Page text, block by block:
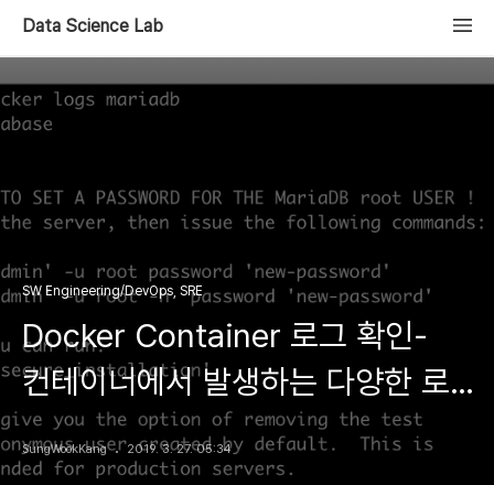
Data Science Lab
SW Engineering/DevOps, SRE
Docker Container 로그 확인-
컨테이너에서 발생하는 다양한 로그
확인
SungWookKang 2019. 3. 27. 05:34